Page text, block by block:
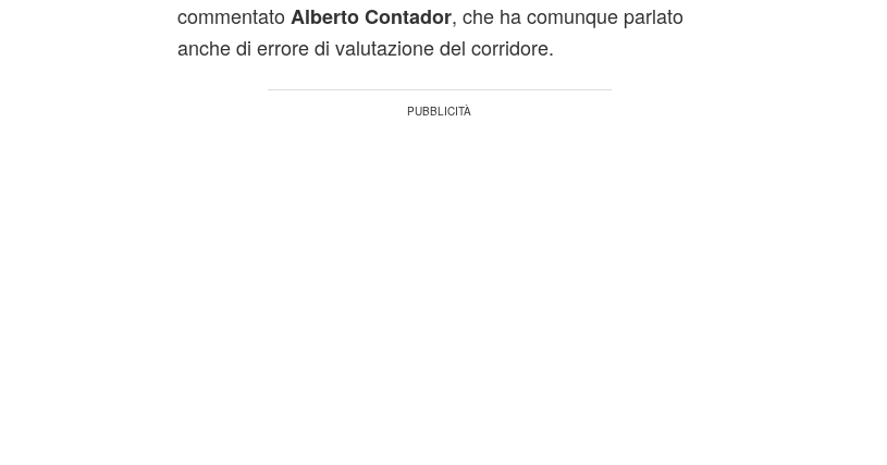
commentato Alberto Contador, che ha comunque parlato
anche di errore di valutazione del corridore.